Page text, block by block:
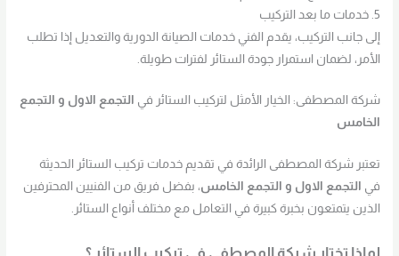
5. خدمات ما بعد التركيب
إلى جانب التركيب، يقدم الفني خدمات الصيانة الدورية والتعديل إذا تطلب
الأمر، لضمان استمرار جودة الستائر لفترات طويلة.
شركة المصطفى: الخيار الأمثل لتركيب الستائر في التجمع الاول و التجمع
الخامس
تعتبر شركة المصطفى الرائدة في تقديم خدمات تركيب الستائر الحديثة
في التجمع الاول و التجمع الخامس، بفضل فريق من الفنيين المحترفين
الذين يتمتعون بخبرة كبيرة في التعامل مع مختلف أنواع الستائر.